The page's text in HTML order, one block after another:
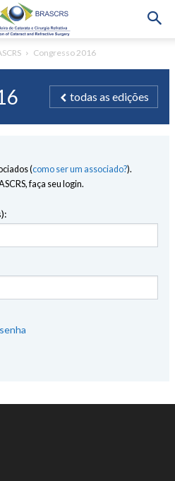
Congresso 2016
todas as edições
(como ser um associado?).
faça seu login.